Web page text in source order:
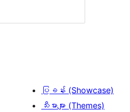
ပြခန်း (Showcase)
သီးမားများ (Themes)